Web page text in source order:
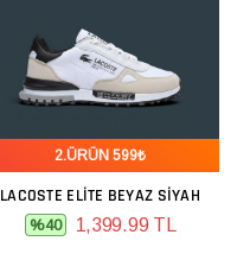
2.ÜRÜN 599₺
LACOSTE ELITE BEYAZ SIYAH
%40 1,399.99 TL